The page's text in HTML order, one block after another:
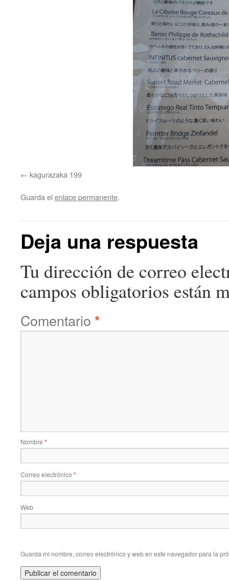
kagurazaka 199
Guarda el enlace permanente.
Deja una respuesta
Tu dirección de correo
campos obligatorios están
Comentario *
Nombre *
Correo electrónico *
Web
Guarda mi nombre, correo electrónico y web en este navegador para la